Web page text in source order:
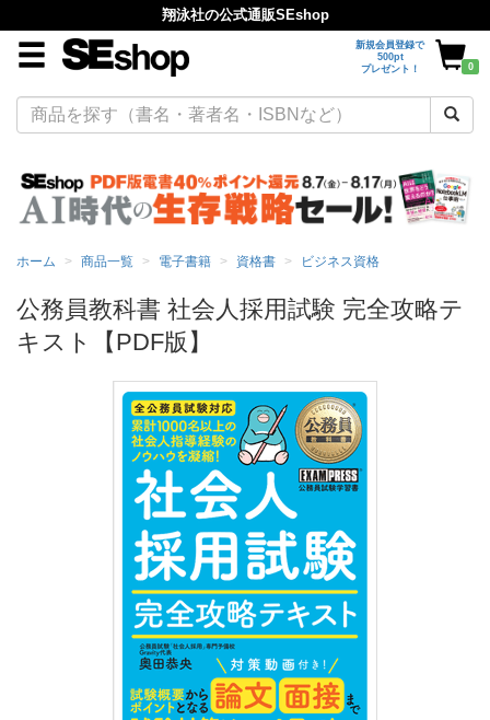
翔泳社の公式通販SEshop
新規会員登録で
500pt
プレゼント！
0
ホーム 商品一覧 電子書籍 資格書 ビジネス資格
公務員教科書 社会人採用試験 完全攻略テ
キスト【PDF版】